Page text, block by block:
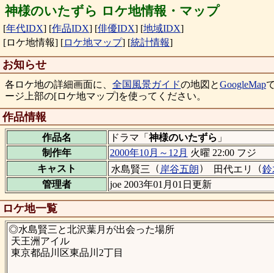
神様のいたずら ロケ地情報・マップ
[年代IDX] [作品IDX] [俳優IDX] [地域IDX]
[ロケ地情報] [ロケ地マップ] [統計情報]
お知らせ
各ロケ地の詳細画面に、 全国風景ガイドの地図とGoogleMap
ージ上部の[ロケ地マップ]を使ってください。
作品情報
作品名 ドラマ「神様のいたずら 」
制作年
2000年10月～12月 火曜 22:00 フジ
キャスト
水島賢三 （ 岸谷五朗） 田代エリ （鈴
管理者
joe 2003年01月01日更新
ロケ地一覧
◎水島賢三と北沢葉月が出会った場所
天王洲アイル
東京都品川区東品川2丁目